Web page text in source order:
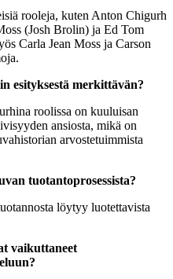
rooleja, kuten Anton Chigurh
(Josh Brolin) ja Ed Tom
Carla Jean Moss ja Carson
esityksestä merkittävän?
roolissa on kuuluisan
ansiosta, mikä on
arvostetuimmista
tuotantoprosessista?
löytyy luotettavista
vaikuttaneet